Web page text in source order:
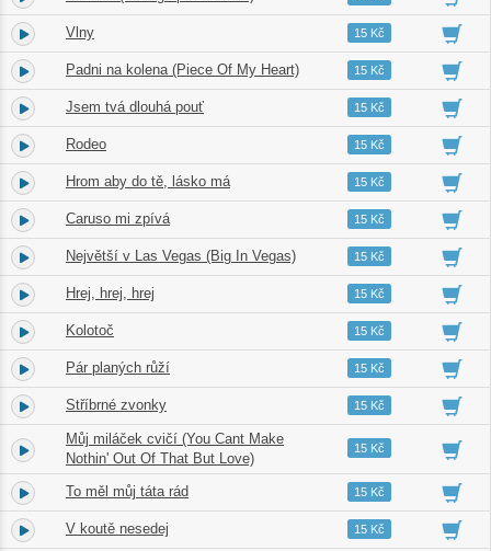
5. Vlny 02:5615 Kč
6. Padni na kolena (Piece Of My Heart) 02:3215 Kč
7. Jsem tvá dlouhá pouť 03:4215 Kč
8. Rodeo 03:1615 Kč
9. Hrom aby do tě, lásko má 02:3515 Kč
10. Caruso mi zpívá 04:0915 Kč
11. Největší v Las Vegas (Big In Vegas) 03:4415 Kč
12. Hrej, hrej, hrej 02:4215 Kč
13. Kolotoč 02:5815 Kč
14. Pár planých růží 03:3115 Kč
15. Stříbrné zvonky 03:2715 Kč
16.
Můj miláček cvičí (You Cant Make
Nothin' Out Of That But Love)
02:0715 Kč
17. To měl můj táta rád 03:0815 Kč
18. V koutě nesedej 02:5915 Kč